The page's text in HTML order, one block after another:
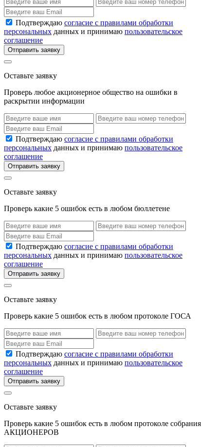
Подтверждаю согласие с правилами обработки
персональных данных и принимаю пользовательское
соглашение
Отправить заявку
Оставьте заявку
Проверь любое акционерное общество на ошибки в
раскрытии информации
Подтверждаю согласие с правилами обработки
персональных данных и принимаю пользовательское
соглашение
Отправить заявку
Оставьте заявку
Проверь какие 5 ошибок есть в любом бюллетене
Подтверждаю согласие с правилами обработки
персональных данных и принимаю пользовательское
соглашение
Отправить заявку
Оставьте заявку
Проверь какие 5 ошибок есть в любом протоколе ГОСА
Подтверждаю согласие с правилами обработки
персональных данных и принимаю пользовательское
соглашение
Отправить заявку
Оставьте заявку
Проверь какие 5 ошибок есть в любом протоколе собрания
АКЦИОНЕРОВ